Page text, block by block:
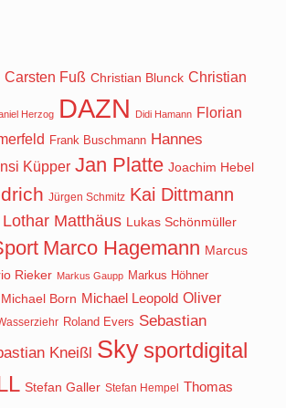
Carsten Fuß Christian Blunck Christian
Herzog DAZN Didi Hamann Florian
Frank Buschmann Hannes
Küpper Jan Platte Joachim Hebel
Jürgen Schmitz Kai Dittmann
Lothar Matthäus Lukas Schönmüller
Marco Hagemann Marcus
Rieker Markus Gaupp Markus Höhner
Michael Born Michael Leopold Oliver
Roland Evers Sebastian
Kneißl Sky sportdigital
Stefan Galler Stefan Hempel Thomas